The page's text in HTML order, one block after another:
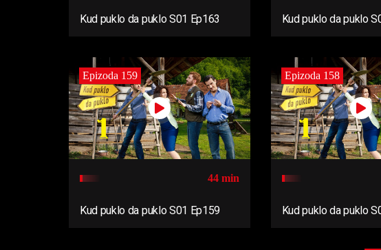
Kud puklo da puklo S01 Ep163 Kud puklo da puklo
Epizoda 159
44 min
Kud puklo da puklo S01 Ep159
Epizoda 158
Kud puklo da puklo